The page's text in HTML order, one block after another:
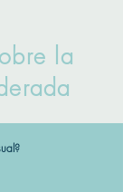
la